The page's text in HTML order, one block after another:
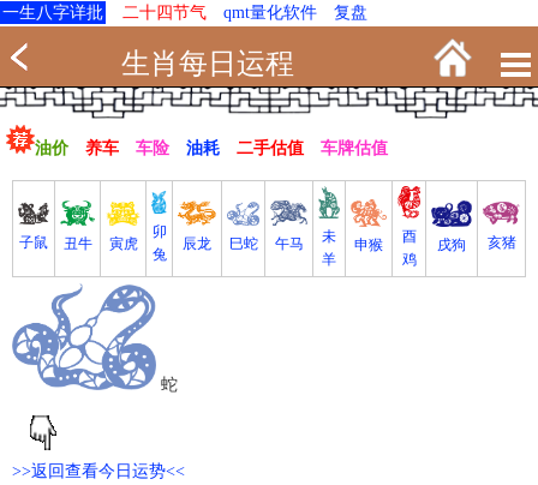
一生八字详批 二十四节气 qmt量化软件 复盘
生肖每日运程
油价 养车 车险 油耗 二手估值 车牌估值
子鼠 丑牛 寅虎
卯
兔
辰龙 巳蛇 午马
未
羊
申猴
酉
鸡
戌狗 亥猪
蛇
>>返回查看今日运势<<